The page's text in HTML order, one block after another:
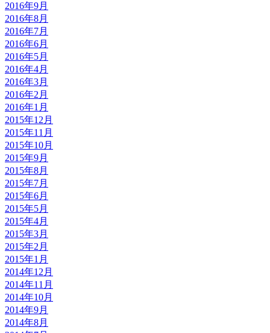
2016年9月
2016年8月
2016年7月
2016年6月
2016年5月
2016年4月
2016年3月
2016年2月
2016年1月
2015年12月
2015年11月
2015年10月
2015年9月
2015年8月
2015年7月
2015年6月
2015年5月
2015年4月
2015年3月
2015年2月
2015年1月
2014年12月
2014年11月
2014年10月
2014年9月
2014年8月